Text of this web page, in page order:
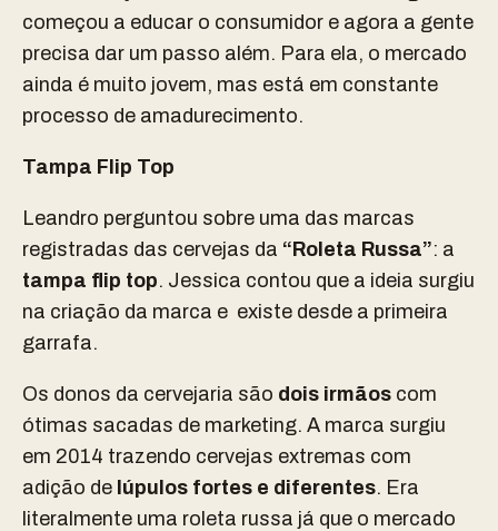
começou a educar o consumidor e agora a gente
precisa dar um passo além. Para ela, o mercado
ainda é muito jovem, mas está em constante
processo de amadurecimento.
Tampa Flip Top
Leandro perguntou sobre uma das marcas
registradas das cervejas da “Roleta Russa”: a
tampa flip top. Jessica contou que a ideia surgiu
na criação da marca e existe desde a primeira
garrafa.
Os donos da cervejaria são dois irmãos com
ótimas sacadas de marketing. A marca surgiu
em 2014 trazendo cervejas extremas com
adição de lúpulos fortes e diferentes. Era
literalmente uma roleta russa já que o mercado